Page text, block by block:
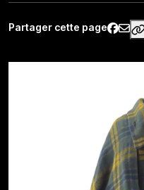
Partager cette page